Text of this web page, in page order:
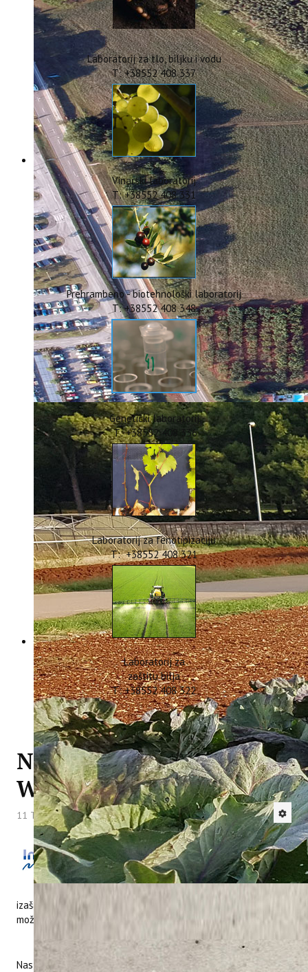
Izbor u znanstvena zvanja
Dokumenti
Statut
Strategija
CIP
Pravo na pristup informacijama
Zaštita osobnih podataka
Godišnji izvještaj
Javna nabava
Natječaji za radna mjesta
Zakonodavni okvir
Akti Instituta
Linkovi
Kontakt
webmail
Popularizacija znanosti
ERASMUS+
HyPro4ST
DIGIAGRI
GreenTea
CIRCOLIVE
Laboratorij za tlo, biljku i vodu
T: +38552 408 337
Vinarski laboratorij
T: +38552 408 331
Prehrambeno - biotehnološki laboratorij
T: +38552 408 348
Genetički laboratorij
T: +38552 408 336
Laboratorij za fenotipizaciju
T: +38552 408 321
Laboratorij za
zaštitu bilja
T: +38552 408 322
Novi newsletter projekta
WINTER MED
11 Travanj 2022 Hitova: 3113
U okviru projekta
Interreg Med
„Winter Islands Network for all year
round Tourism ExpeRience in the
MEDiterranean - WINTER MED“
izašao je novi
newsletter
možete preuzeti na
Naslovi u okviru newslettera su: